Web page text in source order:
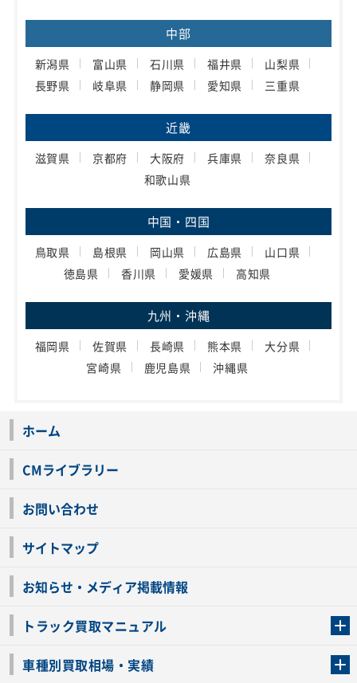
中部
新潟県 富山県 石川県 福井県
山梨県
長野県
岐阜県 静岡県 愛知県 三重県
近畿
滋賀県 京都府 大阪府 兵庫県
奈良県
和歌山県
中国・四国
鳥取県 島根県 岡山県 広島県
山口県
徳島県
香川県 愛媛県 高知県
九州・沖縄
福岡県 佐賀県 長崎県 熊本県
大分県
宮崎県
鹿児島県 沖縄県
ホーム
CMライブラリー
お問い合わせ
サイトマップ
お知らせ・メディア掲載情報
トラック買取マニュアル
車種別買取相場・実績